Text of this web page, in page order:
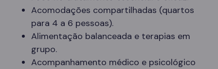
Acomodações compartilhadas (quartos
para 4 a 6 pessoas).
Alimentação balanceada e terapias em
grupo.
Acompanhamento médico e psicológico